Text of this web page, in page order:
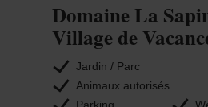
Domaine La
Village de
Jardin / Parc
Animaux autorisés